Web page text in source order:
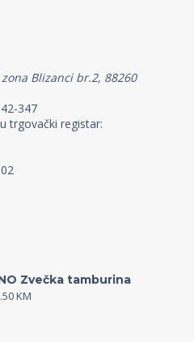
Blizanci br.2, 88260
347
trgovački registar:
Zvečka tamburina
KM